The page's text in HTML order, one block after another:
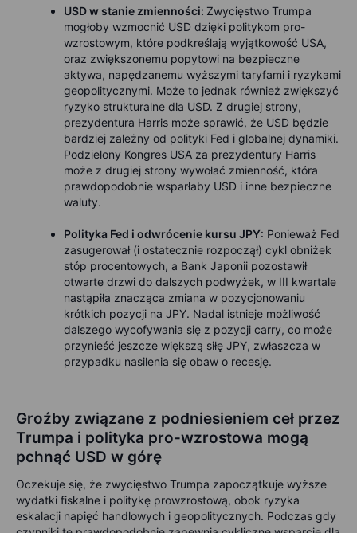
USD w stanie zmienności: Zwycięstwo Trumpa
mogłoby wzmocnić USD dzięki politykom pro-
wzrostowym, które podkreślają wyjątkowość USA,
oraz zwiększonemu popytowi na bezpieczne
aktywa, napędzanemu wyższymi taryfami i ryzykami
geopolitycznymi. Może to jednak również zwiększyć
ryzyko strukturalne dla USD. Z drugiej strony,
prezydentura Harris może sprawić, że USD będzie
bardziej zależny od polityki Fed i globalnej dynamiki.
Podzielony Kongres USA za prezydentury Harris
może z drugiej strony wywołać zmienność, która
prawdopodobnie wsparłaby USD i inne bezpieczne
waluty.
Polityka Fed i odwrócenie kursu JPY: Ponieważ Fed
zasugerował (i ostatecznie rozpoczął) cykl obniżek
stóp procentowych, a Bank Japonii pozostawił
otwarte drzwi do dalszych podwyżek, w III kwartale
nastąpiła znacząca zmiana w pozycjonowaniu
krótkich pozycji na JPY. Nadal istnieje możliwość
dalszego wycofywania się z pozycji carry, co może
przynieść jeszcze większą siłę JPY, zwłaszcza w
przypadku nasilenia się obaw o recesję.
Groźby związane z podniesieniem ceł przez
Trumpa i polityka pro-wzrostowa mogą
pchnąć USD w górę
Oczekuje się, że zwycięstwo Trumpa zapoczątkuje wyższe
wydatki fiskalne i politykę prowzrostową, obok ryzyka
eskalacji napięć handlowych i geopolitycznych. Podczas gdy